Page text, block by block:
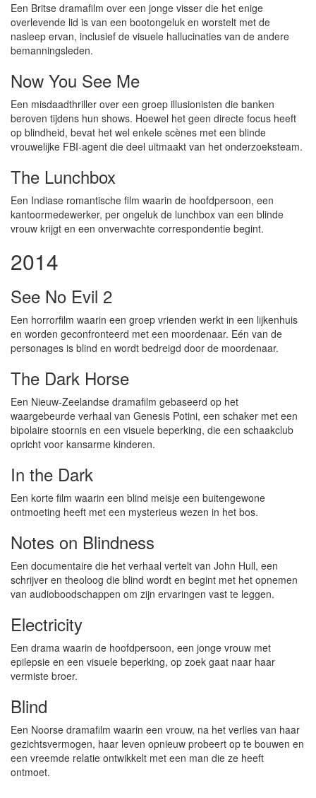
Een Britse dramafilm over een jonge visser die het enige
overlevende lid is van een bootongeluk en worstelt met de
nasleep ervan, inclusief de visuele hallucinaties van de andere
bemanningsleden.
Now You See Me
Een misdaadthriller over een groep illusionisten die banken
beroven tijdens hun shows. Hoewel het geen directe focus heeft
op blindheid, bevat het wel enkele scènes met een blinde
vrouwelijke FBI-agent die deel uitmaakt van het onderzoeksteam.
The Lunchbox
Een Indiase romantische film waarin de hoofdpersoon, een
kantoormedewerker, per ongeluk de lunchbox van een blinde
vrouw krijgt en een onverwachte correspondentie begint.
2014
See No Evil 2
Een horrorfilm waarin een groep vrienden werkt in een lijkenhuis
en worden geconfronteerd met een moordenaar. Eén van de
personages is blind en wordt bedreigd door de moordenaar.
The Dark Horse
Een Nieuw-Zeelandse dramafilm gebaseerd op het
waargebeurde verhaal van Genesis Potini, een schaker met een
bipolaire stoornis en een visuele beperking, die een schaakclub
opricht voor kansarme kinderen.
In the Dark
Een korte film waarin een blind meisje een buitengewone
ontmoeting heeft met een mysterieus wezen in het bos.
Notes on Blindness
Een documentaire die het verhaal vertelt van John Hull, een
schrijver en theoloog die blind wordt en begint met het opnemen
van audioboodschappen om zijn ervaringen vast te leggen.
Electricity
Een drama waarin de hoofdpersoon, een jonge vrouw met
epilepsie en een visuele beperking, op zoek gaat naar haar
vermiste broer.
Blind
Een Noorse dramafilm waarin een vrouw, na het verlies van haar
gezichtsvermogen, haar leven opnieuw probeert op te bouwen en
een vreemde relatie ontwikkelt met een man die ze heeft
ontmoet.